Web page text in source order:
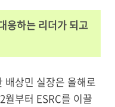
응하는 리더가 되고
배상민 실장은 올해로
부터 ESRC를 이끌